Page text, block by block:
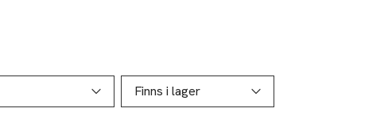
Finns i lager